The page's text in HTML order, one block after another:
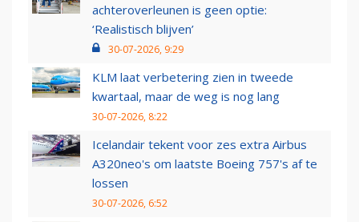
achteroverleunen is geen optie:
‘Realistisch blijven’
30-07-2026, 9:29
KLM laat verbetering zien in tweede
kwartaal, maar de weg is nog lang
30-07-2026, 8:22
Icelandair tekent voor zes extra Airbus
A320neo's om laatste Boeing 757's af te
lossen
30-07-2026, 6:52